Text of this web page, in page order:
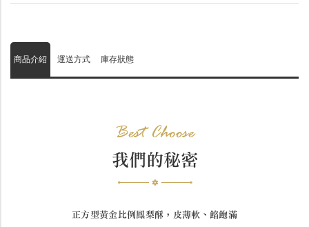
商品介紹 運送方式 庫存狀態
Best Choose
我們的秘密
正方型黃金比例鳳梨酥，皮薄軟、餡飽滿